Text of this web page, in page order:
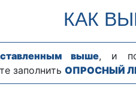
КАК
выше, и
заполнить ОПРОСНЫЙ